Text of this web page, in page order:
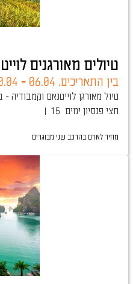
טיולים מאורגנים
בין התאריכים, -
טיול מאורגן לוייטנאם וקמבודיה -
15 ימים חצי פנסיון
מחיר לאדם בהרכב שני מבוגרים